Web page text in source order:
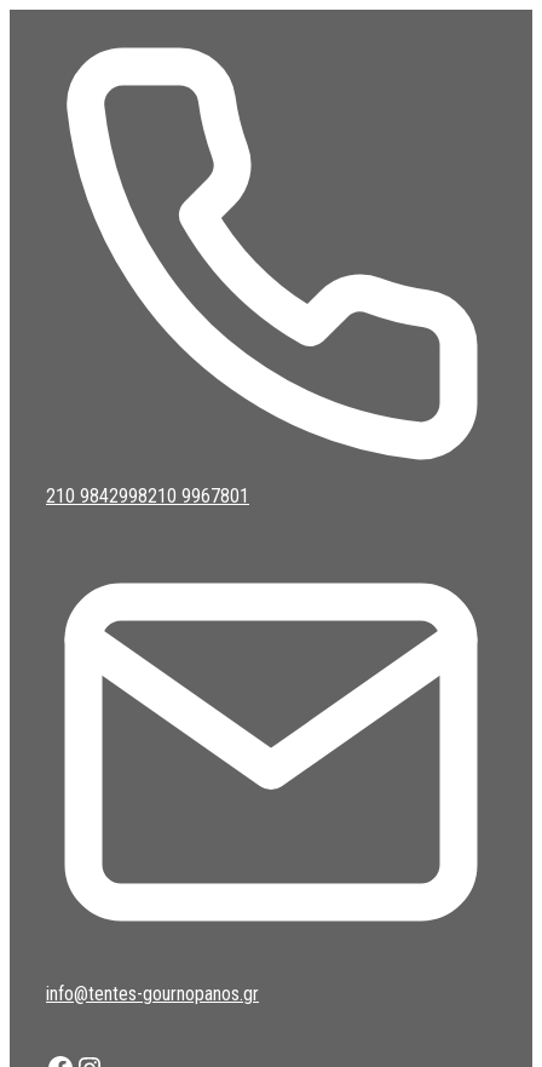
περιεχόμενο
210 9842998210 9967801
info@tentes-gournopanos.gr